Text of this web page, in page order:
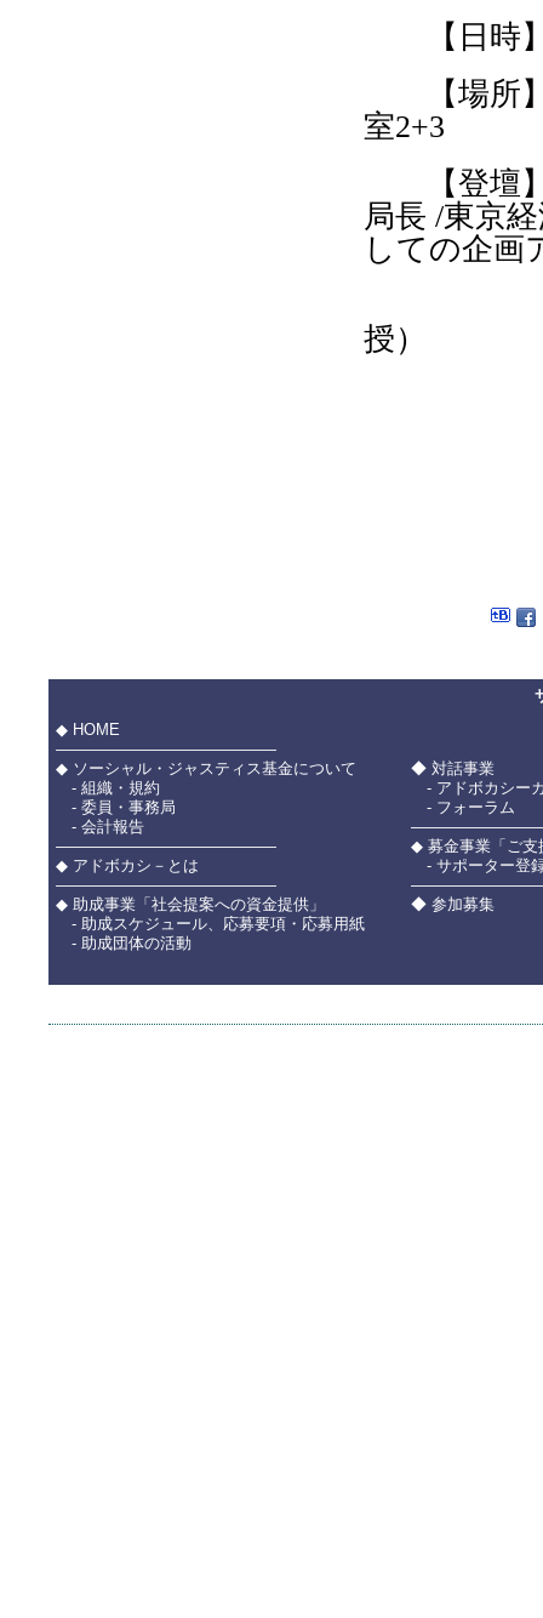
【日時】
【場所】
室2+3
【登壇】
局長 /東京
しての企画
授）
◆ HOME
――――――――――――――
◆ ソーシャル・ジャスティス基金について
- 組織・規約
- 委員・事務局
- 会計報告
――――――――――――――
◆ アドボカシ－とは
――――――――――――――
◆ 助成事業「社会提案への資金提供」
- 助成スケジュール、応募要項・応募用紙
- 助成団体の活動
◆ 対話事業
- アドボカシー
- フォーラム
◆ 募金事業「ご支
- サポーター登
◆ 参加募集